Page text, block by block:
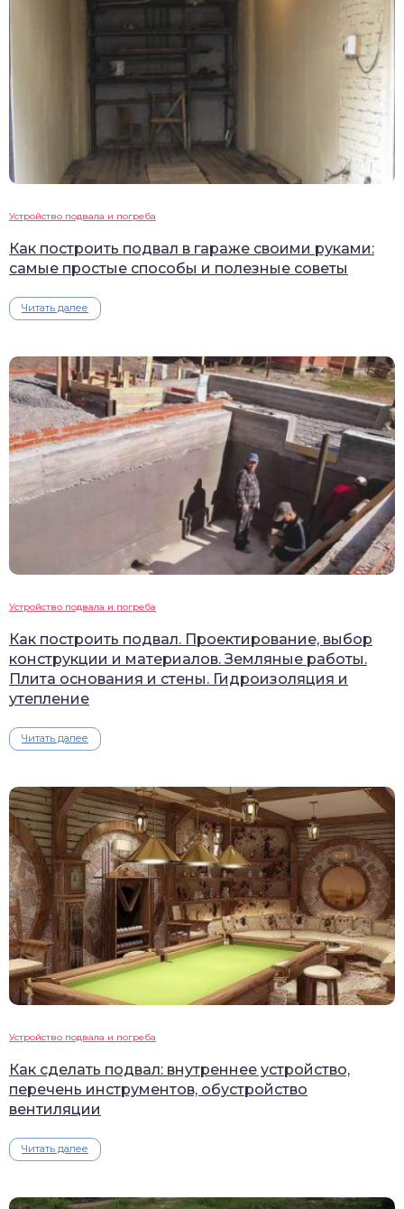
Устройство подвала и погреба
Как построить подвал в гараже своими руками:
самые простые способы и полезные советы
Читать далее
Устройство подвала и погреба
Как построить подвал. Проектирование, выбор
конструкции и материалов. Земляные работы.
Плита основания и стены. Гидроизоляция и
утепление
Читать далее
Устройство подвала и погреба
Как сделать подвал: внутреннее устройство,
перечень инструментов, обустройство
вентиляции
Читать далее